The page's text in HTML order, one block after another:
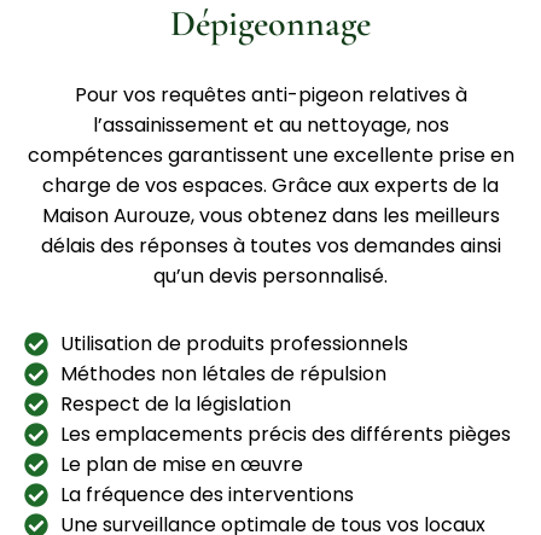
Dépigeonnage
Pour vos requêtes anti-pigeon relatives à
l’assainissement et au nettoyage, nos
compétences garantissent une excellente prise en
charge de vos espaces. Grâce aux experts de la
Maison Aurouze, vous obtenez dans les meilleurs
délais des réponses à toutes vos demandes ainsi
qu’un devis personnalisé.
Utilisation de produits professionnels
Méthodes non létales de répulsion
Respect de la législation
Les emplacements précis des différents pièges
Le plan de mise en œuvre
La fréquence des interventions
Une surveillance optimale de tous vos locaux